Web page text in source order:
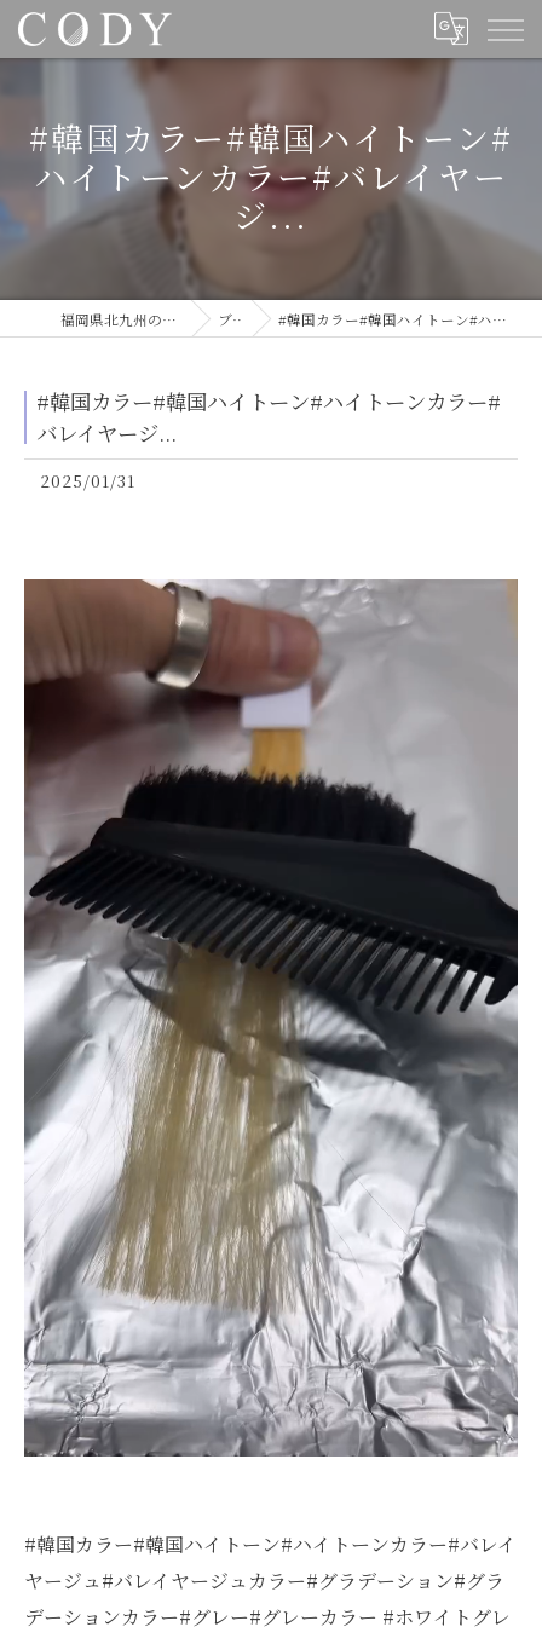
#韓国カラー#韓国ハイトーン#
ハイトーンカラー#バレイヤー
ジ...
福岡県北九州の美容室ならCODY ブログ #韓国カラー#韓国ハイトーン#ハイトーンカラー#バレイヤージ...
#韓国カラー#韓国ハイトーン#ハイトーンカラー#
バレイヤージ...
2025/01/31
#韓国カラー#韓国ハイトーン#ハイトーンカラー#バレイ
ヤージュ#バレイヤージュカラー#グラデーション#グラ
デーションカラー#グレー#グレーカラー #ホワイトグレ